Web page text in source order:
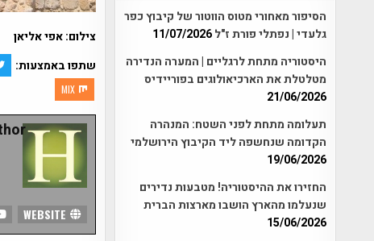
צילום: אפי אליאן
שתפו באמצעות:
MIX
הסיפור מאחורי מטוס הווטור של קיבוץ כפר
גלעדי | נפתלי פורת ז"ל11/07/2026
היסטוריה מתחת לרגליים | המערה הנדירה
מטלטלת את הארכיאולוגים בפוריידיס
21/06/2026
תעלומה מתחת לפני השטח: המנהרה
הקדומה שנחשפה ליד הקיבוץ הירושלמי
19/06/2026
החזירו את ההיסטוריה! מטבעות נדירים
שנעלמו מהארץ הושבו מארצות הברית
15/06/2026